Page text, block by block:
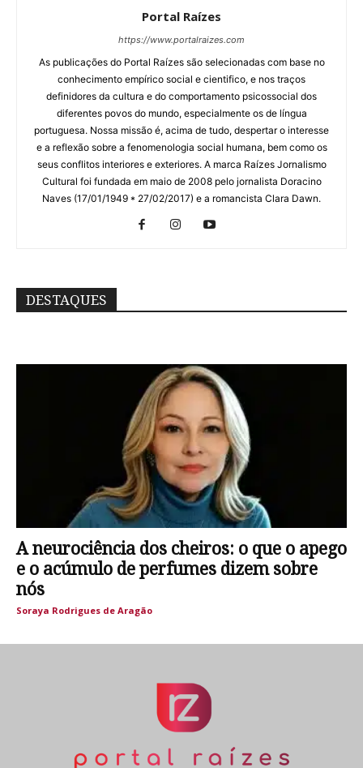
Portal Raízes
https://www.portalraizes.com
As publicações do Portal Raízes são selecionadas com base no
conhecimento empírico social e cientifico, e nos traços
definidores da cultura e do comportamento psicossocial dos
diferentes povos do mundo, especialmente os de língua
portuguesa. Nossa missão é, acima de tudo, despertar o interesse
e a reflexão sobre a fenomenologia social humana, bem como os
seus conflitos interiores e exteriores. A marca Raízes Jornalismo
Cultural foi fundada em maio de 2008 pelo jornalista Doracino
Naves (17/01/1949 * 27/02/2017) e a romancista Clara Dawn.
DESTAQUES
A neurociência dos cheiros: o que o apego
e o acúmulo de perfumes dizem sobre
nós
Soraya Rodrigues de Aragão